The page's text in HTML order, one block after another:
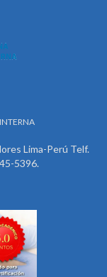
Lima-Perú Telf.
5396.